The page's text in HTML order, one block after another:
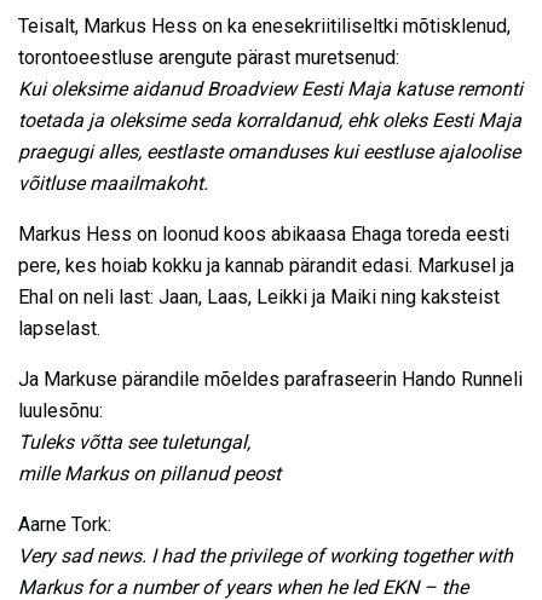
Teisalt, Markus Hess on ka enesekriitiliseltki mõtisklenud,
torontoeestluse arengute pärast muretsenud:
Kui oleksime aidanud Broadview Eesti Maja katuse remonti
toetada ja oleksime seda korraldanud, ehk oleks Eesti Maja
praegugi alles, eestlaste omanduses kui eestluse ajaloolise
võitluse maailmakoht.
Markus Hess on loonud koos abikaasa Ehaga toreda eesti
pere, kes hoiab kokku ja kannab pärandit edasi. Markusel ja
Ehal on neli last: Jaan, Laas, Leikki ja Maiki ning kaksteist
lapselast.
Ja Markuse pärandile mõeldes parafraseerin Hando Runneli
luulesõnu:
Tuleks võtta see tuletungal,
mille Markus on pillanud peost
Aarne Tork:
Very sad news. I had the privilege of working together with
Markus for a number of years when he led EKN – the